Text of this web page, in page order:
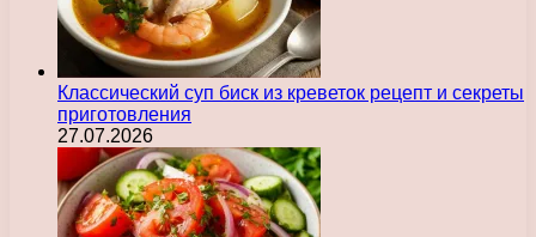
Классический суп биск из креветок рецепт и секреты
приготовления
27.07.2026